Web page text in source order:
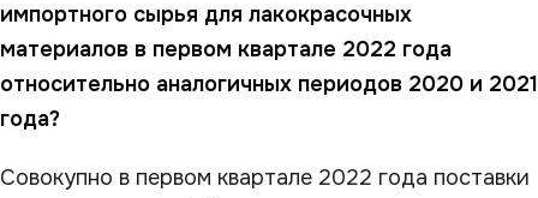
импортного сырья для лакокрасочных
материалов в первом квартале 2022 года
относительно аналогичных периодов 2020 и 2021
года?
Совокупно в первом квартале 2022 года поставки